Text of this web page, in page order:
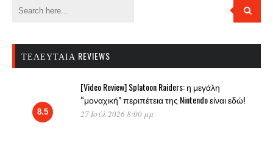
ΤΕΛΕΥΤΑΊΑ REVIEWS
8.5
[Video Review] Splatoon Raiders: η μεγάλη
“μοναχική” περιπέτεια της Nintendo είναι εδώ!
27 Ιούλ 2026 8:00 μμ